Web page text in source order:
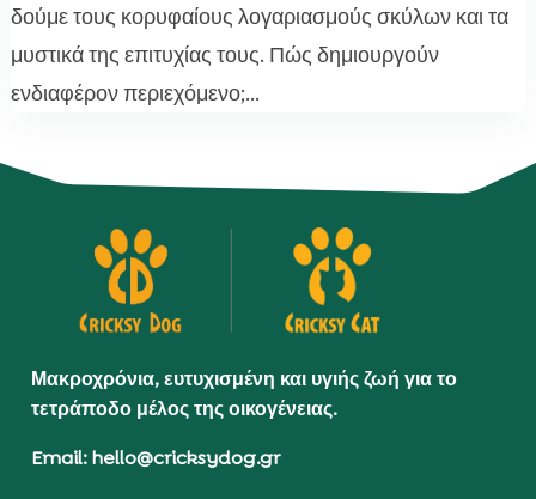
δούμε τους κορυφαίους λογαριασμούς σκύλων και τα
μυστικά της επιτυχίας τους. Πώς δημιουργούν
ενδιαφέρον περιεχόμενο;...
Μακροχρόνια, ευτυχισμένη και υγιής ζωή για το
τετράποδο μέλος της οικογένειας.
Email: hello@cricksydog.gr